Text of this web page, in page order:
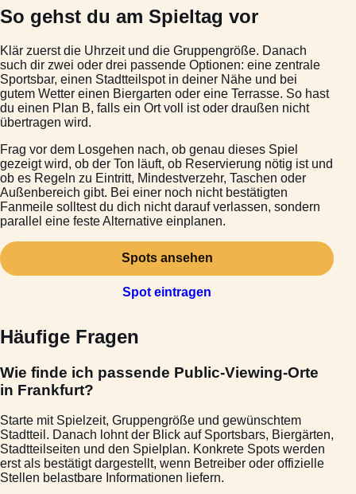
So gehst du am Spieltag vor
Klär zuerst die Uhrzeit und die Gruppengröße. Danach
such dir zwei oder drei passende Optionen: eine zentrale
Sportsbar, einen Stadtteilspot in deiner Nähe und bei
gutem Wetter einen Biergarten oder eine Terrasse. So hast
du einen Plan B, falls ein Ort voll ist oder draußen nicht
übertragen wird.
Frag vor dem Losgehen nach, ob genau dieses Spiel
gezeigt wird, ob der Ton läuft, ob Reservierung nötig ist und
ob es Regeln zu Eintritt, Mindestverzehr, Taschen oder
Außenbereich gibt. Bei einer noch nicht bestätigten
Fanmeile solltest du dich nicht darauf verlassen, sondern
parallel eine feste Alternative einplanen.
Spots ansehen
Spot eintragen
Häufige Fragen
Wie finde ich passende Public-Viewing-Orte
in Frankfurt?
Starte mit Spielzeit, Gruppengröße und gewünschtem
Stadtteil. Danach lohnt der Blick auf Sportsbars, Biergärten,
Stadtteilseiten und den Spielplan. Konkrete Spots werden
erst als bestätigt dargestellt, wenn Betreiber oder offizielle
Stellen belastbare Informationen liefern.